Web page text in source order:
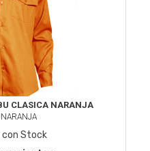
CLASICA NARANJA
Stock